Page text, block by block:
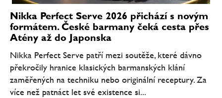
Nikka Perfect Serve 2026 přichází s novým
formátem. České barmany čeká cesta přes
Atény až do Japonska
Nikka Perfect Serve patří mezi soutěže, které dávno
překročily hranice klasických barmanských klání
zaměřených na techniku nebo originální receptury. Za
více než patnáct let své existence si...